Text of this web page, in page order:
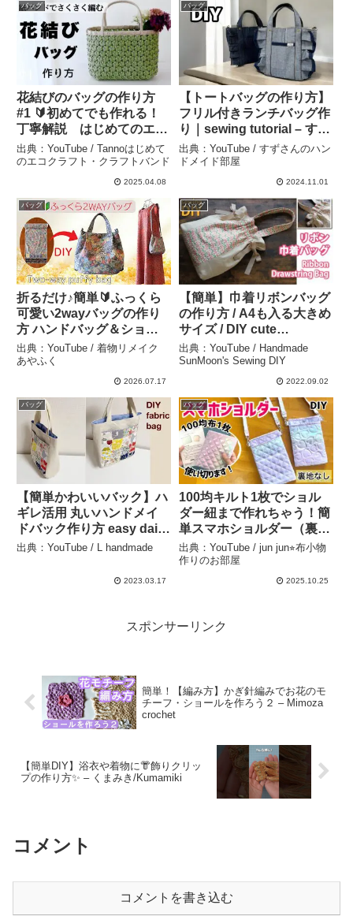
バッグ
花結びのバッグの作り方
#1 🔰初めてでも作れる！
丁寧解説 はじめてのエコ
クラフト・クラフトバン
ド 春夏のお出かけに♪ –
Tannoはじめてのエコクラ
出典：YouTube / Tannoはじめて
のエコクラフト・クラフトバンド
2025.04.08
バッグ
【トートバッグの作り方】
フリル付きランチバッグ作
り｜sewing tutorial – すず
さんのハンドメイド部屋
出典：YouTube / すずさんのハン
ドメイド部屋
2024.11.01
バッグ
折るだけ♪簡単🔰ふっくら
可愛い2wayバッグの作り
方 ハンドバッグ＆ショル
ダーバッグ【着物リメイク
バッグ】How to make a
two-way plump bag from
ク あやふく
出典：YouTube / 着物リメイク
あやふく
2026.07.17
バッグ
【簡単】巾着リボンバッグ
の作り方 / A4も入る大きめ
サイズ / DIY cute
drawstring ribbon bag /
Sewing tutorial –
Handmade SunMoon’s
出典：YouTube / Handmade
SunMoon's Sewing DIY
2022.09.02
バッグ
【簡単かわいいバック】ハ
ギレ活用 丸いハンドメイ
ドバック作り方 easy daily
bag DIY cute tote round
出典：YouTube / L handmade
2023.03.17
バッグ
100均キルト1枚でショル
ダー紐まで作れちゃう！簡
単スマホショルダー（裏地
なし） – jun jun⭐︎布小物作
りのお部屋
出典：YouTube / jun jun⭐︎布小物
作りのお部屋
2025.10.25
スポンサーリンク
簡単！【編み方】かぎ針編みでお花のモ
チーフ・ショールを作ろう２ – Mimoza
crochet
【簡単DIY】浴衣や着物に👘飾りクリッ
プの作り方✨ – くまみき/Kumamiki
コメント
コメントを書き込む